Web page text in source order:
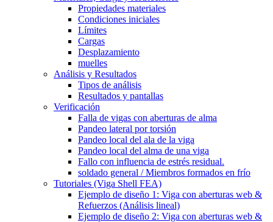
Propiedades materiales
Condiciones iniciales
Límites
Cargas
Desplazamiento
muelles
Análisis y Resultados
Tipos de análisis
Resultados y pantallas
Verificación
Falla de vigas con aberturas de alma
Pandeo lateral por torsión
Pandeo local del ala de la viga
Pandeo local del alma de una viga
Fallo con influencia de estrés residual.
soldado general / Miembros formados en frío
Tutoriales (Viga Shell FEA)
Ejemplo de diseño 1: Viga con aberturas web &
Refuerzos (Análisis lineal)
Ejemplo de diseño 2: Viga con aberturas web &